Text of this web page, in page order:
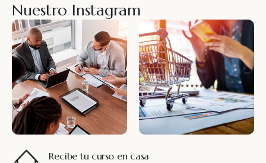
Nuestro Instagram
Recibe tu curso en casa